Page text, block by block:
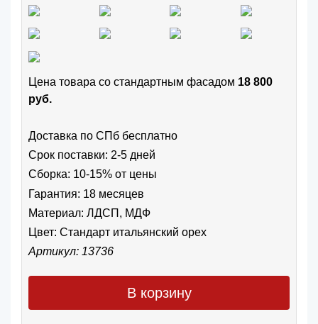
Цена товара cо стандартным фасадом 18 800
руб.
Доставка по СПб бесплатно
Срок поставки: 2-5 дней
Сборка: 10-15% от цены
Гарантия: 18 месяцев
Материал: ЛДСП, МДФ
Цвет: Стандарт итальянский орех
Артикул: 13736
В корзину